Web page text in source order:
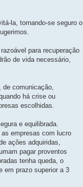
la, tornando-se seguro o
para recuperação
de vida necessário,
de comunicação,
há crise ou
escolhidas.
e equilibrada.
empresas com lucro
ações adquiridas,
pagar proventos
tenha queda, o
em prazo superior a 3